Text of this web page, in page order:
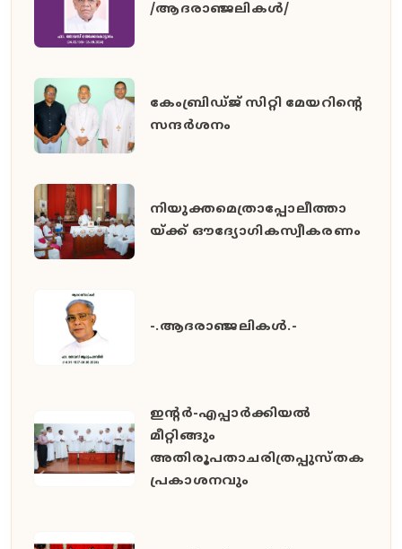
/ആദരാഞ്ജലികൾ/
കേംബ്രിഡ്ജ് സിറ്റി മേയറിൻ്റെ
സന്ദർശനം
നിയുക്തമെത്രാപ്പോലീത്താ
യ്ക്ക് ഔദ്യോഗികസ്വീകരണം
-.ആദരാഞ്ജലികൾ.-
ഇൻ്റർ-എപ്പാർക്കിയൽ
മീറ്റിങ്ങും
അതിരൂപതാചരിത്രപ്പുസ്തക
പ്രകാശനവും